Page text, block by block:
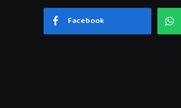
Facebook